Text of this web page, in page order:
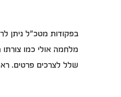
בפקודות מטכ"ל ניתן
מלחמה אולי כמו
שלל לצרכים פרטים.